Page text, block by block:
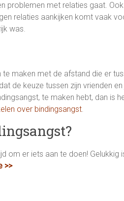
problemen met relaties gaat.
relaties aankijken komt vaak
was.
maken met de afstand die er
de keuze tussen zijn vrienden
te maken hebt, dan is
over bindingsangst.
om er iets aan te doen!
>>